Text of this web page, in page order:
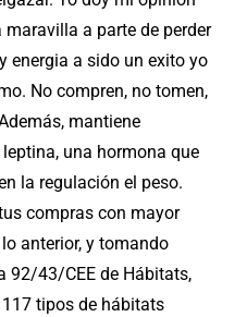
a parte de perder
energia a sido un exito yo
No compren, no tomen,
mantiene
una hormona que
la regulación el peso.
compras con mayor
anterior, y tomando
92/43/CEE de Hábitats,
tipos de hábitats